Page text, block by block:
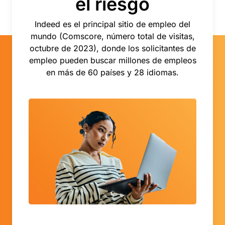
Indeed es el principal sitio de empleo del
mundo (Comscore, número total de visitas,
octubre de 2023), donde los solicitantes de
empleo pueden buscar millones de empleos
en más de 60 países y 28 idiomas.